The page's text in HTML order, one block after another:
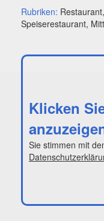
Rubriken:
Speiserestaurant,
Klicken
Sie stimmen mit